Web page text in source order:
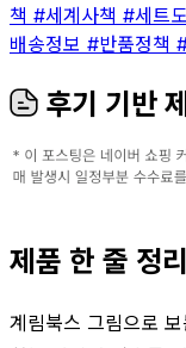
책 #세계사책 #세트
배송정보 #반품정책
후기 기반
제품 한 줄 정리
계림북스 그림으로